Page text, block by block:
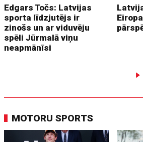
Edgars Točs: Latvijas
sporta līdzjutējs ir
zinošs un ar viduvēju
spēli Jūrmalā viņu
neapmānīsi
MOTORU SPORTS